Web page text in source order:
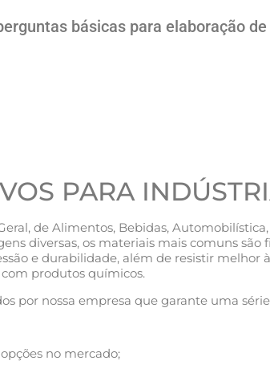
básicas para elaboração
PARA
de Alimentos, Bebidas,
diversas, os materiais mais comuns
e durabilidade, além de resistir melhor
produtos químicos.
por nossa empresa que garante uma
no mercado;